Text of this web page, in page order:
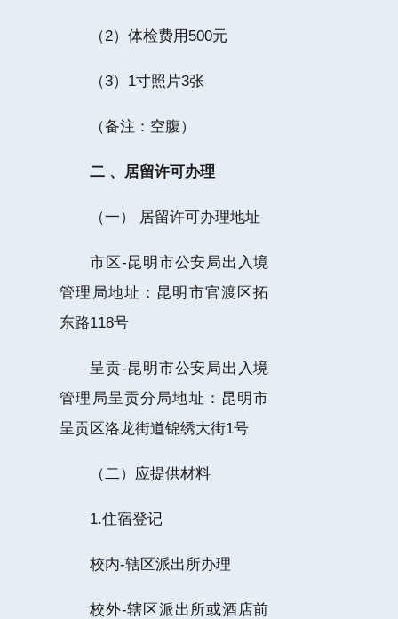
（2）体检费用500元
（3）1寸照片3张
（备注：空腹）
二 、居留许可办理
（一） 居留许可办理地址
市区-昆明市公安局出入境
管理局地址：昆明市官渡区拓
东路118号
呈贡-昆明市公安局出入境
管理局呈贡分局地址：昆明市
呈贡区洛龙街道锦绣大街1号
（二）应提供材料
1.住宿登记
校内-辖区派出所办理
校外-辖区派出所或酒店前